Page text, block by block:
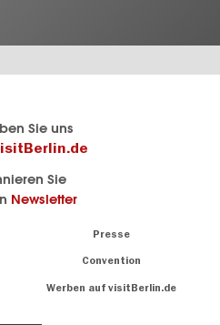
Sie uns
Sie
Newsletter
Presse
Convention
Werben auf visitBerlin.de